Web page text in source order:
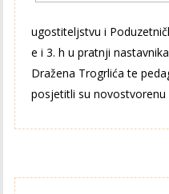
ugostiteljstvu i
e i 3. h u pratnji
Dražena Trogrlića te
posjetitli su